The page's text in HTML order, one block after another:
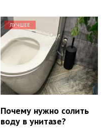
ЛУЧШЕЕ
Почему нужно солить
воду в унитазе?